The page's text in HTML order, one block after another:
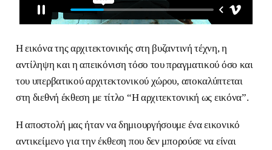
Η εικόνα της αρχιτεκτονικής στη βυζαντινή τέχνη, η
αντίληψη και η απεικόνιση τόσο του πραγματικού όσο και
του υπερβατικού αρχιτεκτονικού χώρου, αποκαλύπτεται
στη διεθνή έκθεση με τίτλο “Η αρχιτεκτονική ως εικόνα”.
Η αποστολή μας ήταν να δημιουργήσουμε ένα εικονικό
αντικείμενο για την έκθεση που δεν μπορούσε να είναι